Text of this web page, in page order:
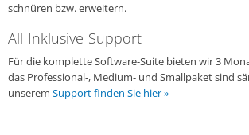
schnüren bzw. erweitern.
All-Inklusive-Support
Für die komplette Software-Suite bieten wir 3
das Professional-, Medium- und Smallpaket sind
unserem Support finden Sie hier »